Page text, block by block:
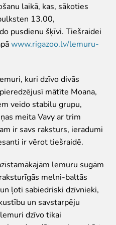
ZOO
laikā, kas, sākoties
13.00,
pusdienu šķīvi. Tiešraidei
www.rigazoo.lv/lemuru-
kuri dzīvo divās
mātīte Moana,
veido stabilu grupu,
meita Vavy ar trim
ir savs raksturs, ieradumi
ir vērot tiešraidē.
lemuru sugām
melni-baltās
ļoti sabiedriski dzīvnieki,
un savstarpēju
dzīvo tikai